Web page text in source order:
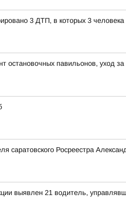
3 ДТП, в которых 3
остановочных павильонов, уход
саратовского Росреестра
выявлен 21 водитель,